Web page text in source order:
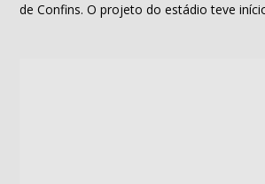
de Confins. O projeto do estádio teve